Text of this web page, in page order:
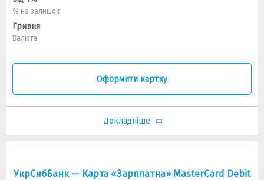
% на залишок
Гривня
Валюта
Оформити картку
Докладніше
УкрСибБанк — Карта «Зарплатна» MasterCard Debit